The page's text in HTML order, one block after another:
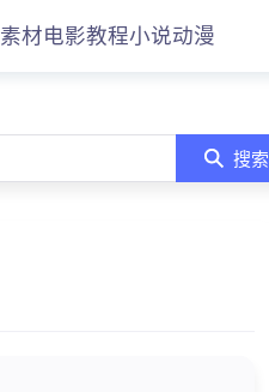
素材电影教程小说动漫
搜索